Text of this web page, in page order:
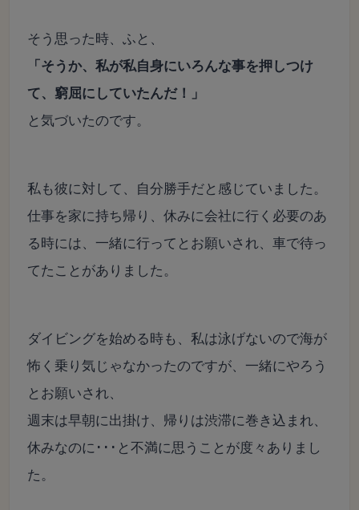
そう思った時、ふと、
「そうか、私が私自身にいろんな事を押しつけ
て、窮屈にしていたんだ！」
と気づいたのです。
私も彼に対して、自分勝手だと感じていました。
仕事を家に持ち帰り、休みに会社に行く必要のあ
る時には、一緒に行ってとお願いされ、車で待っ
てたことがありました。
ダイビングを始める時も、私は泳げないので海が
怖く乗り気じゃなかったのですが、 一緒にやろう
とお願いされ、
週末は早朝に出掛け、帰りは渋滞に巻き込まれ、
休みなのに･･･と不満に思うことが度々ありまし
た。